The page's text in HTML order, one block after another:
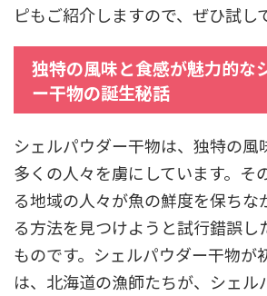
ピもご紹介しますので、ぜひ試し
独特の風味と食感が魅力的な
ー干物の誕生秘話
シェルパウダー干物は、独特の風
多くの人々を虜にしています。そ
る地域の人々が魚の鮮度を保ちな
る方法を見つけようと試行錯誤し
ものです。シェルパウダー干物が
は、北海道の漁師たちが、シェル